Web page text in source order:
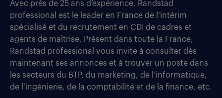
Avec près de 25 ans d’expérience, Randstad
professional est le leader en France de l’intérim
spécialisé et du recrutement en CDI de cadres et
agents de maîtrise. Présent dans toute la France,
Randstad professional vous invite à consulter dès
maintenant ses annonces et à trouver un poste dans
les secteurs du BTP, du marketing, de l’informatique,
de l’ingénierie, de la comptabilité et de la finance, etc.